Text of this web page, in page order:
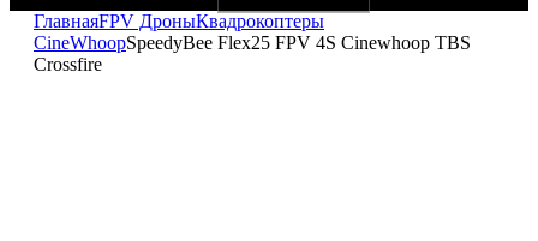
ГлавнаяFPV ДроныКвадрокоптеры
CineWhoopSpeedyBee Flex25 FPV 4S Cinewhoop TBS
Crossfire